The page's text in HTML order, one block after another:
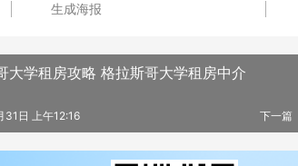
生成海报
大学租房攻略 格拉斯哥大学租房中介
下一篇
31日 上午12:16